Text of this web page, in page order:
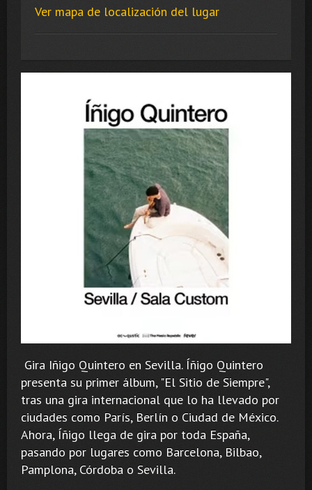
Ver mapa de localización del lugar
Gira Iñigo Quintero en Sevilla. Íñigo Quintero
presenta su primer álbum, "El Sitio de Siempre",
tras una gira internacional que lo ha llevado por
ciudades como París, Berlín o Ciudad de México.
Ahora, Íñigo llega de gira por toda España,
pasando por lugares como Barcelona, Bilbao,
Pamplona, Córdoba o Sevilla.